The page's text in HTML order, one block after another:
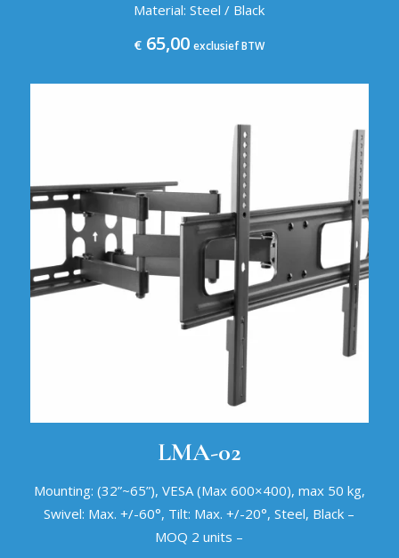
Material: Steel / Black
€ 65,00 exclusief BTW
LMA-02
Mounting: (32”~65”), VESA (Max 600×400), max 50 kg,
Swivel: Max. +/-60°, Tilt: Max. +/-20°, Steel, Black –
MOQ 2 units –